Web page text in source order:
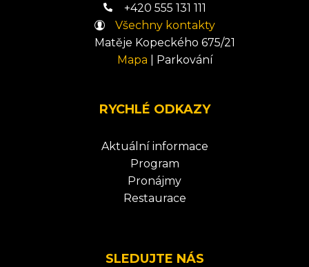
+420 555 131 111
Všechny kontakty
Matěje Kopeckého 675/21
Mapa
Parkování
RYCHLÉ ODKAZY
Aktuální informace
Program
Pronájmy
Restaurace
SLEDUJTE NÁS